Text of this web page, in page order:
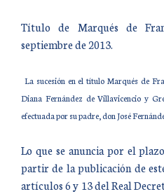
Título de Marqués de
septiembre de 2013.
La sucesión en el título Marqués de
Diana Fernández de Villavicencio y
efectuada por su padre, don José
Lo que se anuncia por el
partir de la publicación de
artículos 6 y 13 del Real